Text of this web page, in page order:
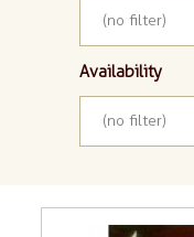
(no filter)
Availability
(no filter)